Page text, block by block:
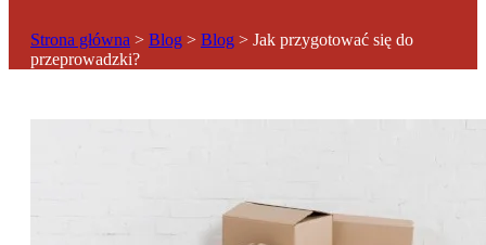
Strona główna > Blog > Blog > Jak przygotować się do
przeprowadzki?